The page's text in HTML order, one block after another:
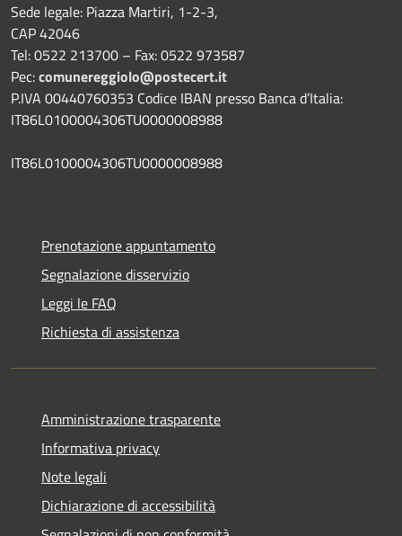
Sede legale: Piazza Martiri, 1-2-3,
CAP 42046
Tel: 0522 213700 – Fax: 0522 973587
Pec:comunereggiolo@postecert.it
P.IVA 00440760353 Codice IBAN presso Banca d’Italia:
IT86L0100004306TU0000008988
IT86L0100004306TU0000008988
Prenotazione appuntamento
Segnalazione disservizio
Leggi le FAQ
Richiesta di assistenza
Amministrazione trasparente
Informativa privacy
Note legali
Dichiarazione di accessibilità